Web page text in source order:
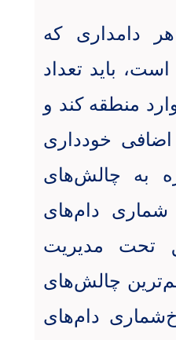
دامداری که
است، باید تعداد
منطقه کند و
اضافی خودداری
به چالش‌های
دام‌های
تحت مدیریت
چالش‌های
دام‌های